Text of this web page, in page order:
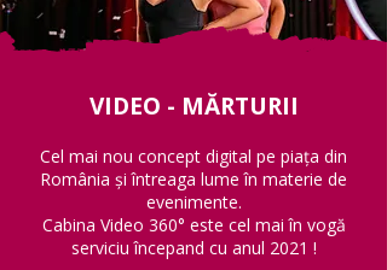
VIDEO - MĂRTURII
Cel mai nou concept digital pe piața din
România și întreaga lume în materie de
evenimente.
Cabina Video 360° este cel mai în vogă
serviciu începand cu anul 2021 !